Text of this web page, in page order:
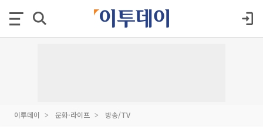
이투데이 문화·라이프 방송/TV